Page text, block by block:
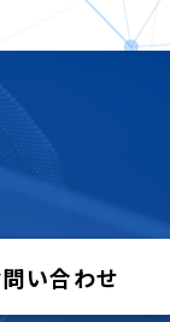
い合わせ